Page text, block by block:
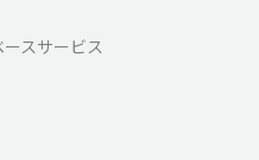
スサービス